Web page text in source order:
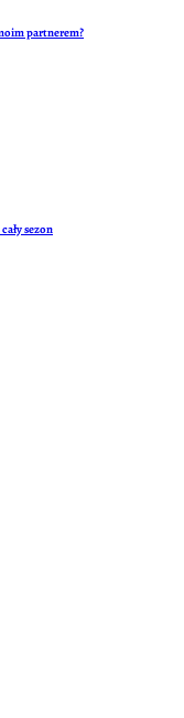
partnerem?
sezon